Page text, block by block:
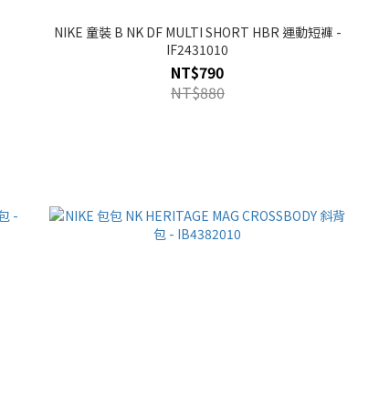
NIKE 童裝 B NK DF MULTI SHORT HBR 運動短褲 -
IF2431010
NT$790
NT$880